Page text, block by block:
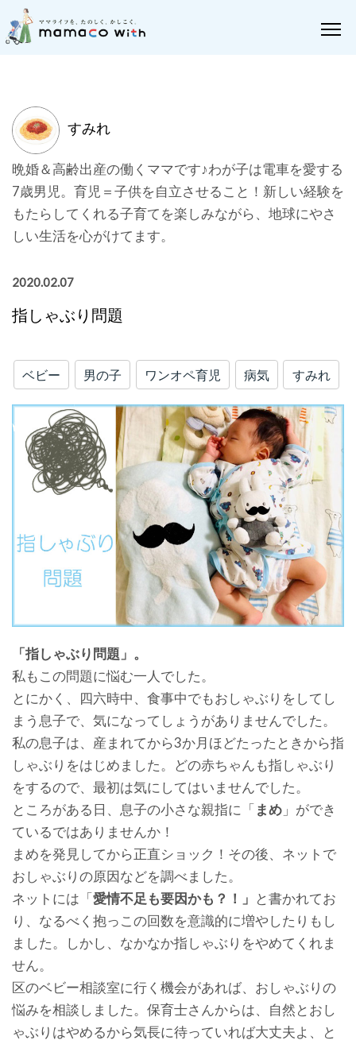
すみれ
晩婚＆高齢出産の働くママです♪わが子は電車を愛する
7歳男児。育児＝子供を自立させること！新しい経験を
もたらしてくれる子育てを楽しみながら、地球にやさ
しい生活を心がけてます。
2020.02.07
指しゃぶり問題
ベビー 男の子 ワンオペ育児 病気 すみれ
「指しゃぶり問題」。
私もこの問題に悩む一人でした。
とにかく、四六時中、食事中でもおしゃぶりをしてし
まう息子で、気になってしょうがありませんでした。
私の息子は、産まれてから3か月ほどたったときから指
しゃぶりをはじめました。どの赤ちゃんも指しゃぶり
をするので、最初は気にしてはいませんでした。
ところがある日、息子の小さな親指に「まめ 」ができ
ているではありませんか！
まめを発見してから正直ショック！その後、ネットで
おしゃぶりの原因などを調べました。
ネットには「愛情不足も要因かも？！」 と書かれてお
り、なるべく抱っこの回数を意識的に増やしたりもし
ました。しかし、なかなか指しゃぶりをやめてくれま
せん。
区のベビー相談室に行く機会があれば、おしゃぶりの
悩みを相談しました。保育士さんからは、自然とおし
ゃぶりはやめるから気長に待っていれば大丈夫よ、と